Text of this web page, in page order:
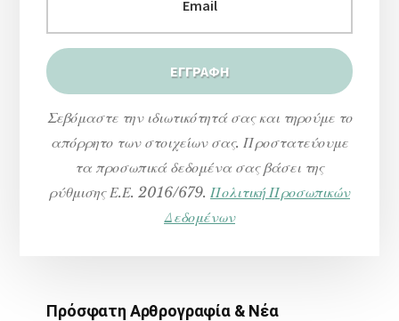
Σεβόμαστε την ιδιωτικότητά σας και τηρούμε το
απόρρητο των στοιχείων σας. Προστατεύουμε
τα προσωπικά δεδομένα σας βάσει της
ρύθμισης Ε.Ε. 2016/679. Πολιτική Προσωπικών
Δεδομένων
Πρόσφατη Αρθρογραφία & Νέα